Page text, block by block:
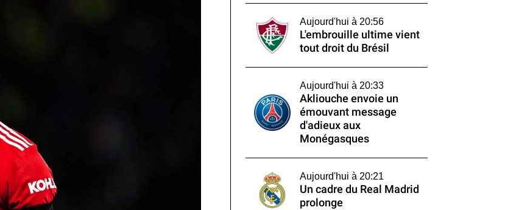
Aujourd'hui à 20:56
L'embrouille ultime vient
tout droit du Brésil
Aujourd'hui à 20:33
Akliouche envoie un
émouvant message
d'adieux aux
Monégasques
Aujourd'hui à 20:21
Un cadre du Real Madrid
prolonge